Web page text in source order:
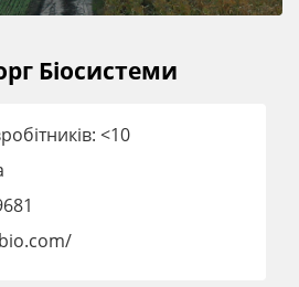
Біосистеми
<10